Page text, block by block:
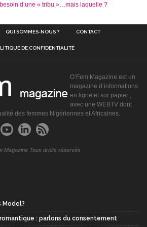
d’une « tribu »…mais laquelle ?
QUI SOMMES-NOUS ? CONTACT
DE CONFIDENTIALITÉ
O’Fem Magazine est un
magazine d’informations
en ligne et sur papier ,
avec une WEBTV dont
des femmes Nigériennes et Africaines.
Magazine Tous droits réservés
Model?
: parlons du consentement